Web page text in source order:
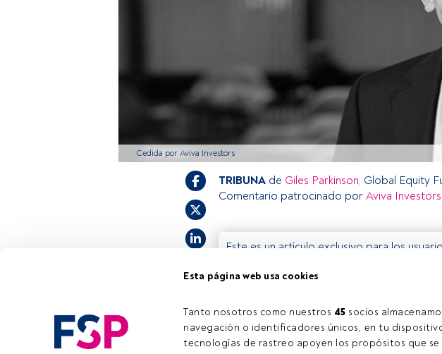
Esta página web usa cookies
Tanto nosotros como nuestros 45 socios
navegación o identificadores únicos, en tu
tecnologías de rastreo apoyen los propósitos que
Cedida por Aviva Investors
7 min.
TRIBUNA de Giles Parkinson, Global Equity
Comentario patrocinado por Aviva Investors
Este es un artículo exclusivo para los
invitamos a registrarte y disfrutar de todo